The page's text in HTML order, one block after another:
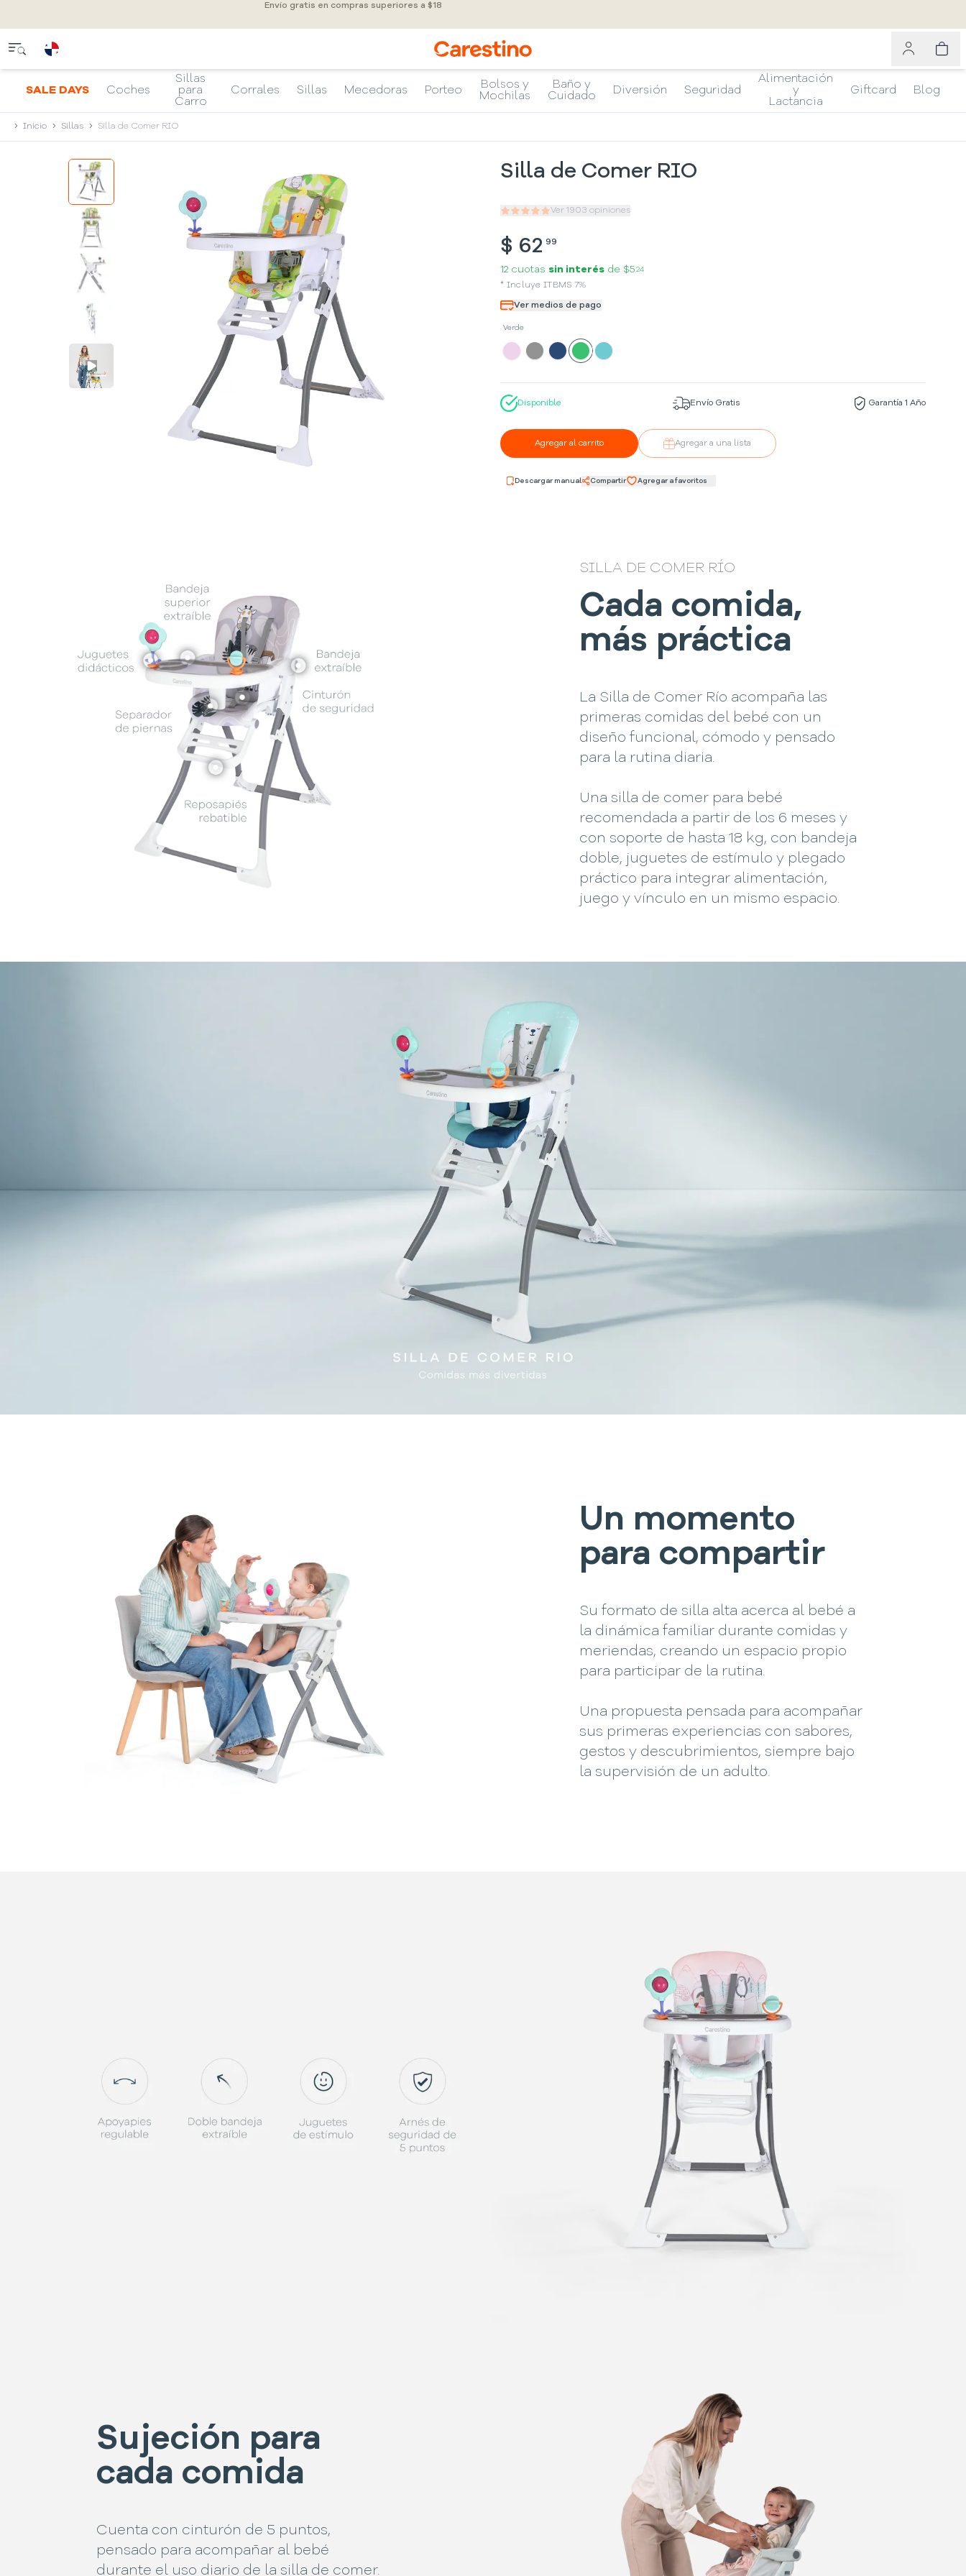
Envío gratis en compras superiores a $18
SALE DAYS Coches
Sillas
para
Carro
Corrales Sillas Mecedoras Porteo
Bolsos y
Mochilas
Baño y
Cuidado
Diversión Seguridad
Alimentación
y
Lactancia
Giftcard Blog
Inicio Sillas Silla de Comer RIO
Silla de Comer RIO
Ver 1903 opiniones
$ 62 99
12 cuotas sin interés de $5 24
* Incluye ITBMS 7%
Ver medios de pago
Verde
Disponible Envío Gratis Garantía 1 Año
Agregar al carrito Agregar a una lista
Descargar manual Compartir Agregar a favoritos
SILLA DE COMER RÍO
Cada comida,
más práctica
La Silla de Comer Río acompaña las
primeras comidas del bebé con un
diseño funcional, cómodo y pensado
para la rutina diaria.
Una silla de comer para bebé
recomendada a partir de los 6 meses y
con soporte de hasta 18 kg, con bandeja
doble, juguetes de estímulo y plegado
práctico para integrar alimentación,
juego y vínculo en un mismo espacio.
Un momento
para compartir
Su formato de silla alta acerca al bebé a
la dinámica familiar durante comidas y
meriendas, creando un espacio propio
para participar de la rutina.
Una propuesta pensada para acompañar
sus primeras experiencias con sabores,
gestos y descubrimientos, siempre bajo
la supervisión de un adulto.
Sujeción para
cada comida
Cuenta con cinturón de 5 puntos,
pensado para acompañar al bebé
durante el uso diario de la silla de comer.